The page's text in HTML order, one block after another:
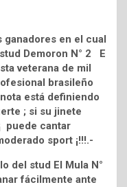
ganadores en el cual
Demoron N° 2 E
veterana de mil
brasileño
está definiendo
; si su jinete
puede cantar
sport ¡!!!.-
del stud El Mula N°
fácilmente ante